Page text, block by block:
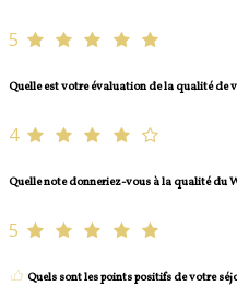
5
Quelle est votre évaluation de la qualité de
4
Quelle note donneriez-vous à la qualité du
5
Quels sont les points positifs de votre